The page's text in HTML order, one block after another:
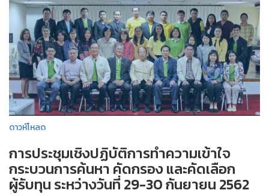
ดาวห์โหลด
การประชุมเชิงปฏิบัติการทำความเข้าใจ
กระบวนการค้นหา คัดกรอง และคัดเลือก
ผู้รับทุน ระหว่างวันที่ 29-30 กันยายน 2562